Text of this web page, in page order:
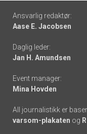
Footer
-
links
Ansvarlig redaktør:
Aase E. Jacobsen
Daglig leder:
Jan H. Amundsen
Event manager:
Mina Hovden
All journalistikk er
varsom-plakaten og